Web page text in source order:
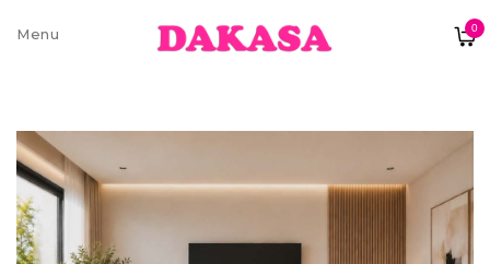
0
Sobre nós